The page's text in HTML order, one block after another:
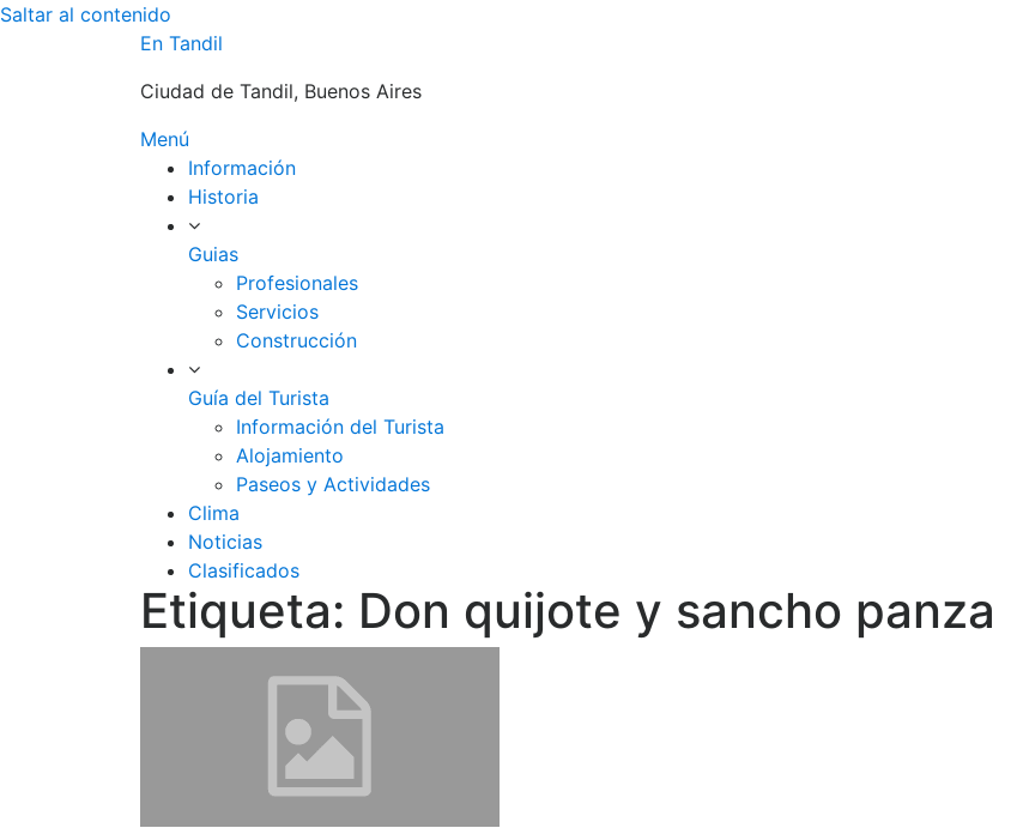
Saltar al contenido
En Tandil
Ciudad de Tandil, Buenos Aires
Menú
Información
Historia
Guias
Profesionales
Servicios
Construcción
Guía del Turista
Información del Turista
Alojamiento
Paseos y Actividades
Clima
Noticias
Clasificados
Etiqueta: Don quijote y sancho panza